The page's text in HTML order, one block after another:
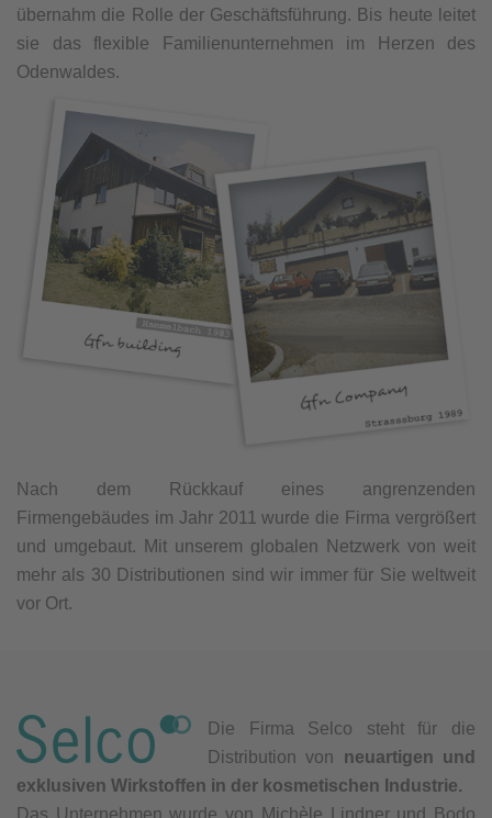
übernahm die Rolle der Geschäftsführung. Bis heute leitet
sie das flexible Familienunternehmen im Herzen des
Odenwaldes.
Nach dem Rückkauf eines angrenzenden
Firmengebäudes im Jahr 2011 wurde die Firma vergrößert
und umgebaut. Mit unserem globalen Netzwerk von weit
mehr als 30 Distributionen sind wir immer für Sie weltweit
vor Ort.
Die Firma Selco steht für die
Distribution von neuartigen und
exklusiven Wirkstoffen in der kosmetischen Industrie.
Das Unternehmen wurde von Michèle Lindner und Bodo